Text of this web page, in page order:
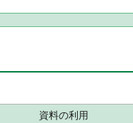
資料の利用